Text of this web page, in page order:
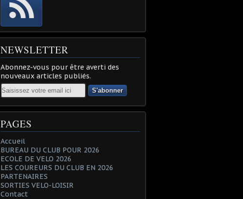
NEWSLETTER
Abonnez-vous pour être averti des
nouveaux articles publiés.
Email
PAGES
Accueil
BUREAU DU CLUB POUR 2026
ECOLE DE VELO 2026
LES COUREURS DU CLUB EN 2026
PARTENAIRES
SORTIES VELO-LOISIR
Contact